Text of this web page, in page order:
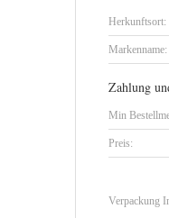
Herkunftsort:
Markenname:
Zahlung
Min
Preis:
Verpackung